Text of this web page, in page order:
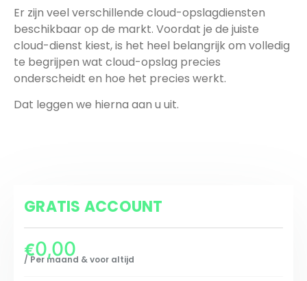
Er zijn veel verschillende cloud-opslagdiensten
beschikbaar op de markt. Voordat je de juiste
cloud-dienst kiest, is het heel belangrijk om volledig
te begrijpen wat cloud-opslag precies
onderscheidt en hoe het precies werkt.
Dat leggen we hierna aan u uit.
GRATIS ACCOUNT
€0,00
/ Per maand & voor altijd